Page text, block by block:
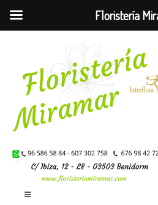
contenido
Toggle
Floristería